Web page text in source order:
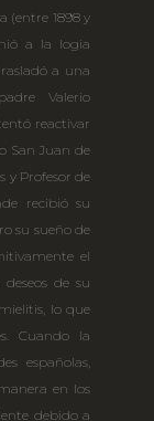
(entre 1898 y
a la logia
a una
Valerio
reactivar
San Juan de
y Profesor de
recibió su
su sueño de
el
de su
lo que
Cuando la
españolas,
en los
debido a